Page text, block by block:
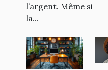
l’argent. Même si
la...